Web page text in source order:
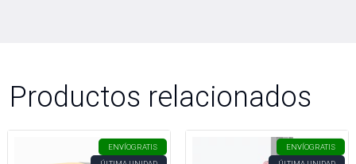
Productos relacionados
ENVÍOGRATIS
ENVÍOGRATIS